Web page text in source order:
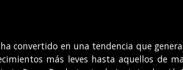
convertido en una tendencia que
más leves hasta aquellos de